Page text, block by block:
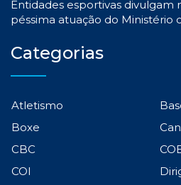
Entidades esportivas divulgam
péssima atuação do Ministério
Categorias
Atletismo
Boxe
CBC
COI